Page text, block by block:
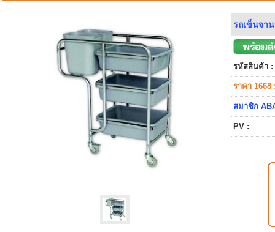
รถเข็นจา
รหัสสินค้า :
ราคา 1668
สมาชิก
PV :